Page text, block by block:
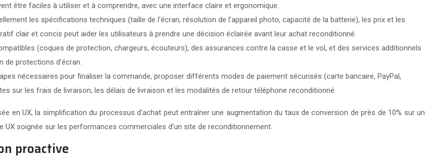
être faciles à utiliser et à comprendre, avec une interface claire et ergonomique.
les spécifications techniques (taille de l’écran, résolution de l’appareil photo, capacité de la batterie), les prix et les
clair et concis peut aider les utilisateurs à prendre une décision éclairée avant leur achat reconditionné.
(coques de protection, chargeurs, écouteurs), des assurances contre la casse et le vol, et des services additionnels
de protections d’écran.
nécessaires pour finaliser la commande, proposer différents modes de paiement sécurisés (carte bancaire, PayPal,
sur les frais de livraison, les délais de livraison et les modalités de retour téléphone reconditionné.
en UX, la simplification du processus d’achat peut entraîner une augmentation du taux de conversion de près de 10% sur un
soignée sur les performances commerciales d’un site de reconditionnement.
proactive